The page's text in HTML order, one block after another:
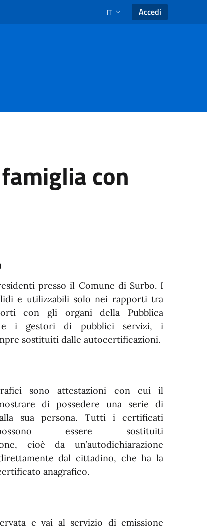
SELEZIONE LINGUA: LINGUA
IT Accedi
con
presso il Comune di Surbo. I
e utilizzabili solo nei rapporti tra
con gli organi della Pubblica
e i gestori di pubblici servizi, i
sostituiti dalle autocertificazioni.
sono attestazioni con cui il
di possedere una serie di
sua persona. Tutti i certificati
essere sostituiti
cioè da un’autodichiarazione
dal cittadino, che ha la
anagrafico.
e vai al servizio di emissione